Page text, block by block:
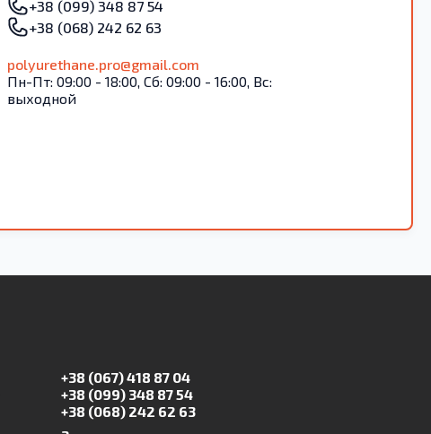
+38 (099) 348 87 54
+38 (068) 242 62 63
polyurethane.pro@gmail.com
Пн-Пт: 09:00 - 18:00, Сб: 09:00 - 16:00, Вс:
выходной
+38 (067) 418 87 04
+38 (099) 348 87 54
+38 (068) 242 62 63